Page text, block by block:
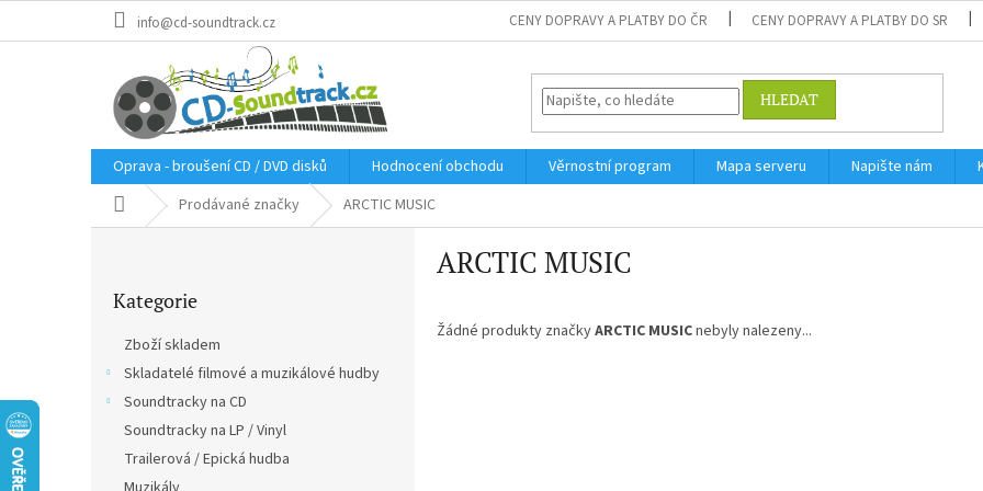
info@cd-soundtrack.cz CENY DOPRAVY A PLATBY DO ČR CENY DOPRAVY A PLATBY DO SR
HLEDAT
Oprava - broušení CD / DVD disků Hodnocení obchodu Věrnostní program Mapa serveru Napište nám
Domů Prodávané značky ARCTIC MUSIC
kategorie
Kategorie
Zboží skladem
Skladatelé filmové a muzikálové hudby
Soundtracky na CD
Soundtracky na LP / Vinyl
Trailerová / Epická hudba
ARCTIC MUSIC
Žádné produkty značkyARCTIC MUSICnebyly nalezeny...